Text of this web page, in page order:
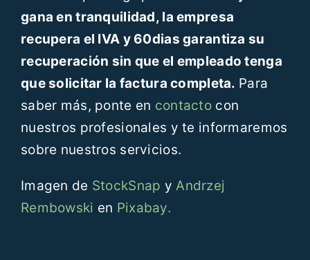
gana en tranquilidad, la empresa
recupera el IVA y 60dias garantiza su
recuperación sin que el empleado tenga
que solicitar la factura completa. Para
saber más, ponte en contactocon
nuestros profesionales y te informaremos
sobre nuestros servicios.
Imagen de StockSnap yAndrzej
Rembowski en Pixabay.